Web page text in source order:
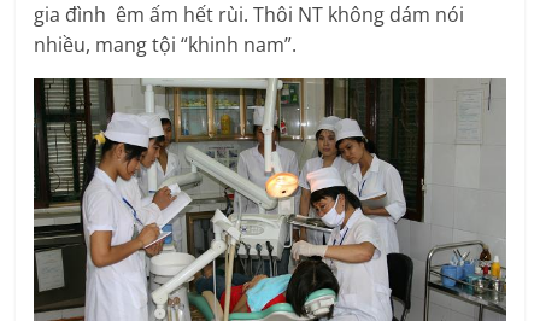
gia đình êm ấm hết rùi. Thôi NT không dám nói
nhiều, mang tội “khinh nam”.